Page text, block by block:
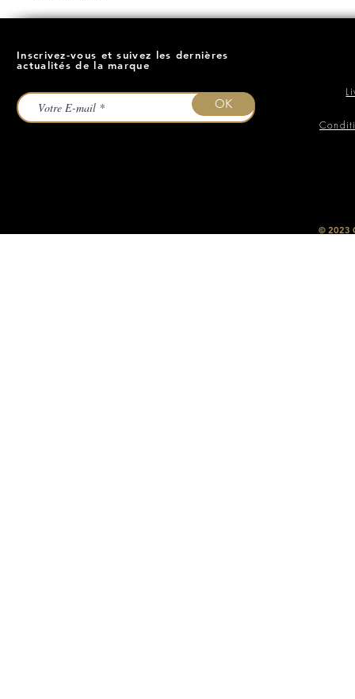
Inscrivez-vous et suivez les dernières
actualités de la marque
OK
​© 2023